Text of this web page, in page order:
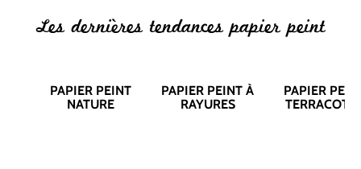
Les dernières tendances papier peint
PAPIER PEINT
NATURE
PAPIER PEINT À
RAYURES
PAPIER